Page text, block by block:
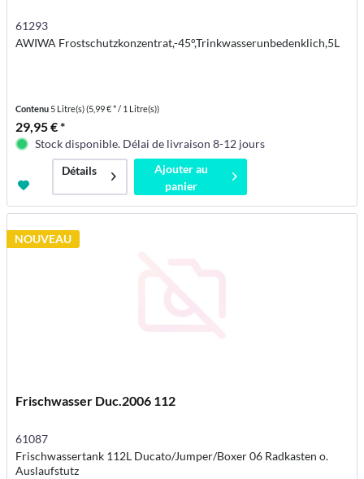
61293
AWIWA Frostschutzkonzentrat,-45°,Trinkwasserunbedenklich,5L
Contenu 5 Litre(s)(5,99 € * / 1 Litre(s))
29,95 € *
Stock disponible. Délai de livraison 8-12 jours
Détails
Ajouter au
panier
NOUVEAU
Frischwasser Duc.2006 112
61087
Frischwassertank 112L Ducato/Jumper/Boxer 06 Radkasten o.
Auslaufstutz